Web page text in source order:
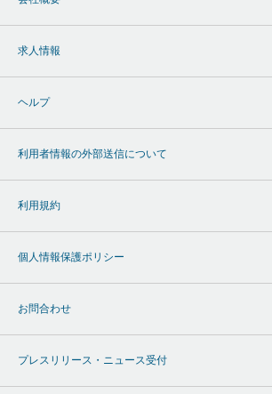
求人情報
ヘルプ
利用者情報の外部送信について
利用規約
個人情報保護ポリシー
お問合わせ
プレスリリース・ニュース受付